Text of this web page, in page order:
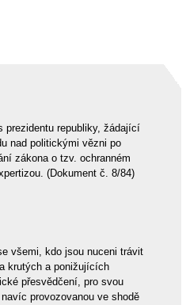
prezidentu republiky, žádající
nad politickými vězni po
zákona o tzv. ochranném
(Dokument č. 8/84)
všemi, kdo jsou nuceni trávit
krutých a ponižujících
přesvědčení, pro svou
provozovanou ve shodě